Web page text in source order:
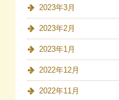
2023年3月
2023年2月
2023年1月
2022年12月
2022年11月